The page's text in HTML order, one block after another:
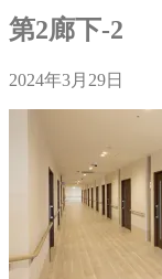
第2廊下-2
2024年3月29日